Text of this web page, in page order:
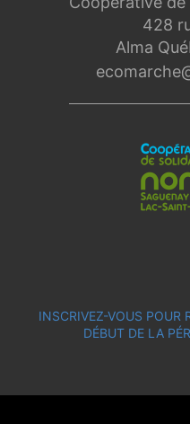
428
Alma
INSCRIVEZ-VOUS POUR
DÉBUT DE LA